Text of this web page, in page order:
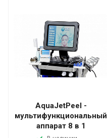
AquaJetPeel -
мультифункциональный
аппарат 8 в 1